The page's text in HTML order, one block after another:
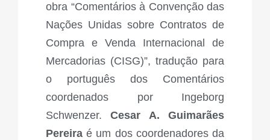
obra “Comentários à Convenção das
Nações Unidas sobre Contratos de
Compra e Venda Internacional de
Mercadorias (CISG)”, tradução para
o português dos Comentários
coordenados por Ingeborg
Schwenzer.Cesar A. Guimarães
Pereira é um dos coordenadores da